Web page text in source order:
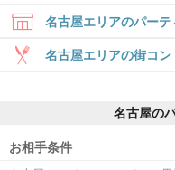
名古屋エリアのパー
名古屋ラウンジ
名古屋エリアの街コン
名古屋の
お相手条件